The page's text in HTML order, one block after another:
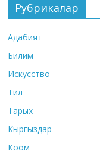
Рубрикалар
Адабият
Билим
Искусство
Тил
Тарых
Кыргыздар
Коом